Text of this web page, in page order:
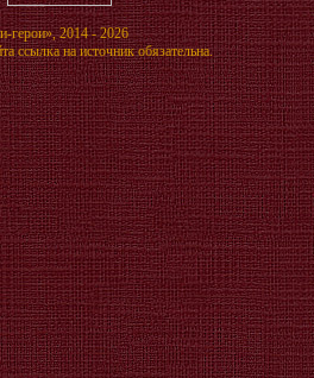
герои», 2014 - 2026
ссылка на источник обязательна.